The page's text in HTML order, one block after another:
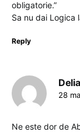
obligatorie.”
Sa nu dai Logica
Reply
Delia
28
Ne este dor de